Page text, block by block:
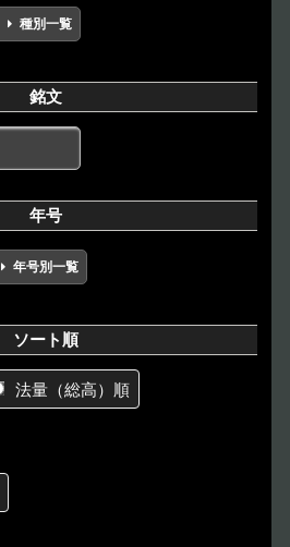
種別一覧
銘文
年号
年号別一覧
ソート順
法量（総高）順